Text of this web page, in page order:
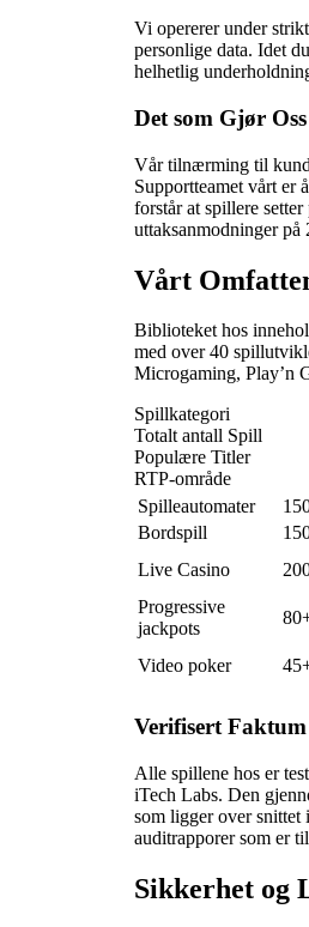
Vi opererer under
personlige data. Idet
helhetlig
Det som Gjør
Vår tilnærming til
Supportteamet vårt er
forstår at spillere
uttaksanmodninger
Vårt
Biblioteket hos
med over 40
Microgaming, Play’n
Spillkategori
Totalt antall Spill
Populære Titler
RTP-område
Spilleautomater
Bordspill
Live Casino
Progressive
jackpots
Video poker
Verifisert
Alle spillene hos er
iTech Labs. Den
som ligger over snittet
auditrapporer som er
Sikkerhet og